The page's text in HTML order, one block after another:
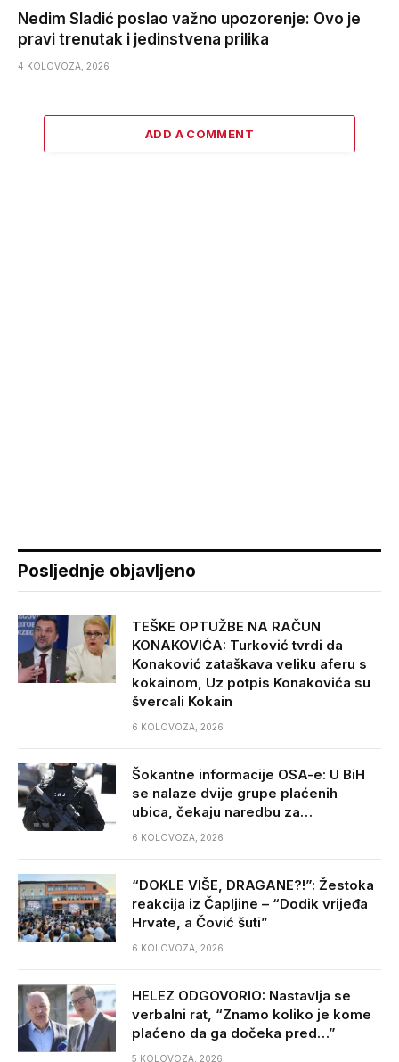
Nedim Sladić poslao važno upozorenje: Ovo je
pravi trenutak i jedinstvena prilika
4 KOLOVOZA, 2026
ADD A COMMENT
Posljednje objavljeno
TEŠKE OPTUŽBE NA RAČUN
KONAKOVIĆA: Turković tvrdi da
Konaković zataškava veliku aferu s
kokainom, Uz potpis Konakovića su
švercali Kokain
6 KOLOVOZA, 2026
Šokantne informacije OSA-e: U BiH
se nalaze dvije grupe plaćenih
ubica, čekaju naredbu za…
6 KOLOVOZA, 2026
“DOKLE VIŠE, DRAGANE?!”: Žestoka
reakcija iz Čapljine – “Dodik vrijeđa
Hrvate, a Čović šuti”
6 KOLOVOZA, 2026
HELEZ ODGOVORIO: Nastavlja se
verbalni rat, “Znamo koliko je kome
plaćeno da ga dočeka pred…”
5 KOLOVOZA, 2026